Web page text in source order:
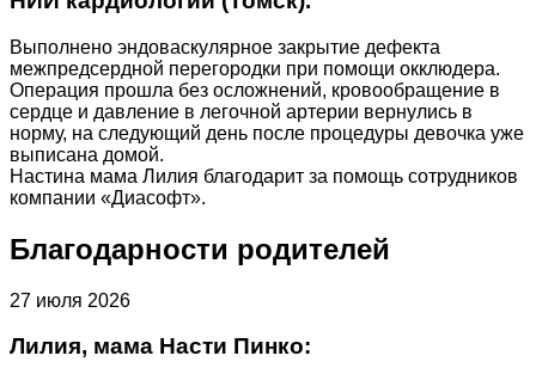
Выполнено эндоваскулярное закрытие дефекта
межпредсердной перегородки при помощи окклюдера.
Операция прошла без осложнений, кровообращение в
сердце и давление в легочной артерии вернулись в
норму, на следующий день после процедуры девочка уже
выписана домой.
Настина мама Лилия благодарит за помощь сотрудников
компании «Диасофт».
Благодарности родителей
27 июля 2026
Лилия, мама Насти Пинко: